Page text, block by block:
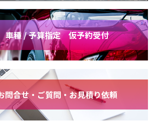
車種 / 予算指定 仮予約受付
問合せ・ご質問・お見積り依頼